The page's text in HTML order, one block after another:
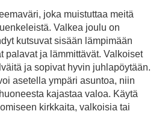
joka muistuttaa meitä
Valkea joulu on
kutsuvat sisään lämpimään
palavat ja lämmittävät. Valkoiset
ja sopivat hyvin juhlapöytään.
asetella ympäri asuntoa, niin
kajastaa valoa. Käytä
kirkkaita, valkoisia tai